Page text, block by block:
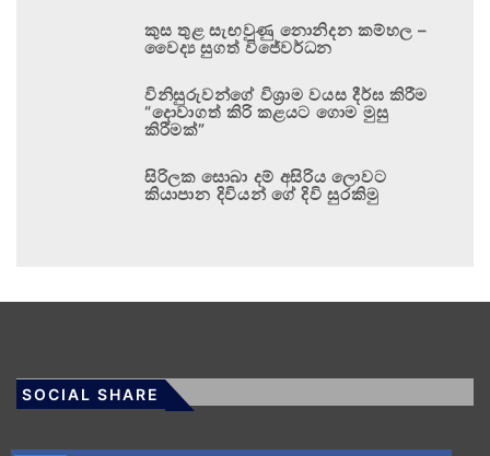
කුස තුළ සැඟවුණු නොනිදන කම්හල –
වෛද්‍ය සුගත් විජේවර්ධන
විනිසුරුවන්ගේ විශ්‍රාම වයස දීර්ඝ කිරීම
“දොවාගත් කිරි කළයට ගොම මුසු
කිරීමක්”
සිරිලක සොබා දම් අසිරිය ලොවට
කියාපාන දිවියන් ගේ දිවි සුරකිමු
SOCIAL SHARE